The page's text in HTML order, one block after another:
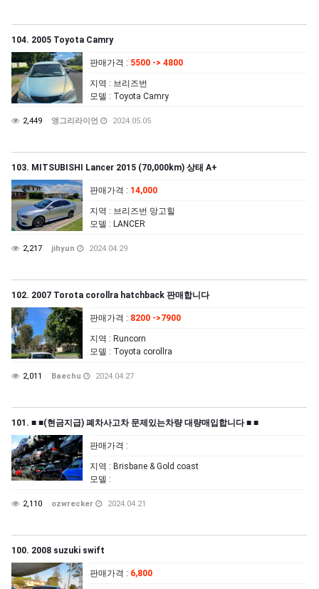
104. 2005 Toyota Camry
판매가격 : 5500 -> 4800
지역 : 브리즈번
모델 : Toyota Camry
2,449 앵그리라이언 2024.05.05
103. MITSUBISHI Lancer 2015 (70,000km) 상태 A+
판매가격 : 14,000
지역 : 브리즈번 망고힐
모델 : LANCER
2,217 jihyun 2024.04.29
102. 2007 Torota corollra hatchback 판매합니다
판매가격 : 8200 ->7900
지역 : Runcorn
모델 : Toyota corollra
2,011 Baechu 2024.04.27
101. ■ ■(현금지급) 폐차사고차 문제있는차량 대량매입합니다 ■ ■
판매가격 :
지역 : Brisbane & Gold coast
모델 :
2,110 ozwrecker 2024.04.21
100. 2008 suzuki swift
판매가격 : 6,800